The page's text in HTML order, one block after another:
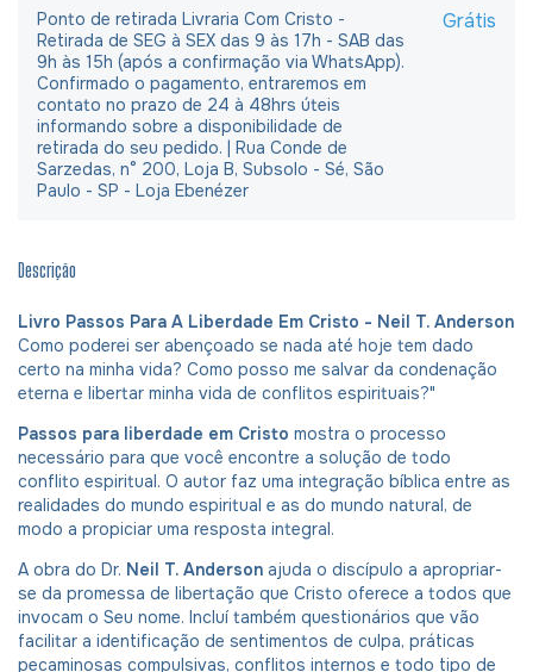
Ponto de retirada Livraria Com Cristo -
Retirada de SEG à SEX das 9 às 17h - SAB das
9h às 15h (após a confirmação via WhatsApp).
Confirmado o pagamento, entraremos em
contato no prazo de 24 à 48hrs úteis
informando sobre a disponibilidade de
retirada do seu pedido. | Rua Conde de
Sarzedas, n° 200, Loja B, Subsolo - Sé, São
Paulo - SP - Loja Ebenézer
Grátis
Descrição
Livro Passos Para A Liberdade Em Cristo - Neil T. Anderson
Como poderei ser abençoado se nada até hoje tem dado
certo na minha vida? Como posso me salvar da condenação
eterna e libertar minha vida de conflitos espirituais?"
Passos para liberdade em Cristo mostra o processo
necessário para que você encontre a solução de todo
conflito espiritual. O autor faz uma integração bíblica entre as
realidades do mundo espiritual e as do mundo natural, de
modo a propiciar uma resposta integral.
A obra do Dr. Neil T. Anderson ajuda o discípulo a apropriar-
se da promessa de libertação que Cristo oferece a todos que
invocam o Seu nome. Incluí também questionários que vão
facilitar a identificação de sentimentos de culpa, práticas
pecaminosas compulsivas, conflitos internos e todo tipo de